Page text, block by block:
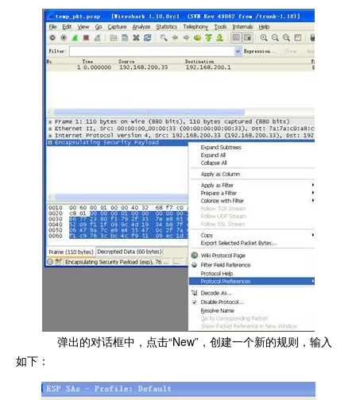
弹出的对话框中，点击“New”，创建一个新的规则，输入
如下：